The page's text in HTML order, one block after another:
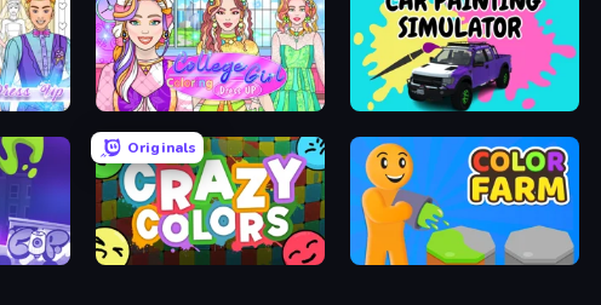
Wedding Coloring Dress Up Game College Girl Coloring Dress Up Car Painting Simulator
Originals
Crazy Colors Color Farm